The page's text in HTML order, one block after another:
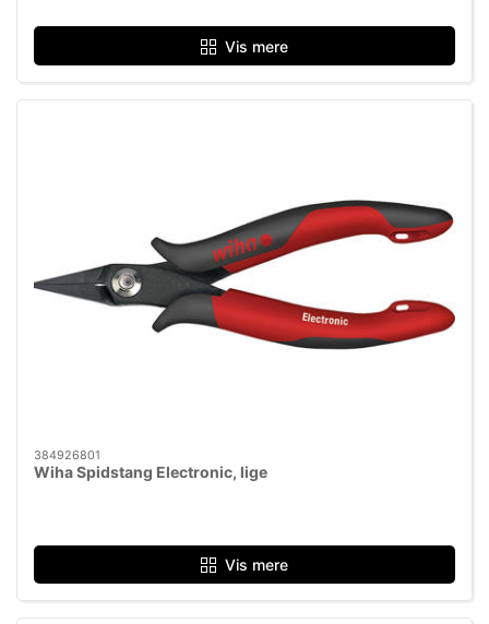
Vis mere
384926801
Wiha Spidstang Electronic, lige
Vis mere